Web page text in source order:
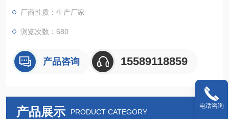
厂商性质：生产厂家
浏览次数：680
产品咨询 15589118859
产品展示 PRODUCT CATEGORY
电话咨询